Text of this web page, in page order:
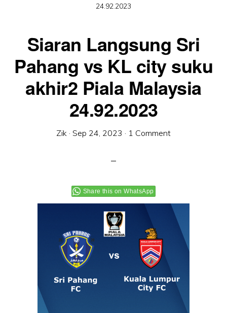
24.92.2023
Siaran Langsung Sri
Pahang vs KL city suku
akhir2 Piala Malaysia
24.92.2023
Zik · Sep 24, 2023 · 1 Comment
Share this on WhatsApp